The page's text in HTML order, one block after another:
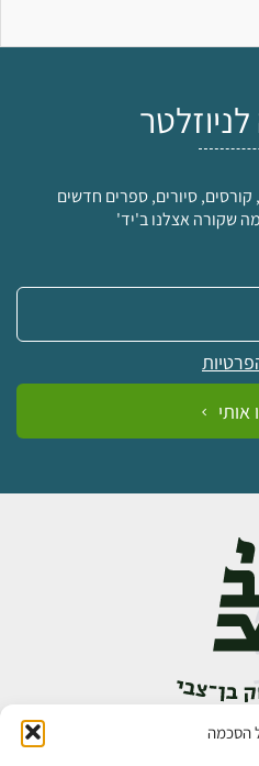
הסכמה
סיורים, ספרים חדשים
שקורה אצלנו ב'יד'
אותי